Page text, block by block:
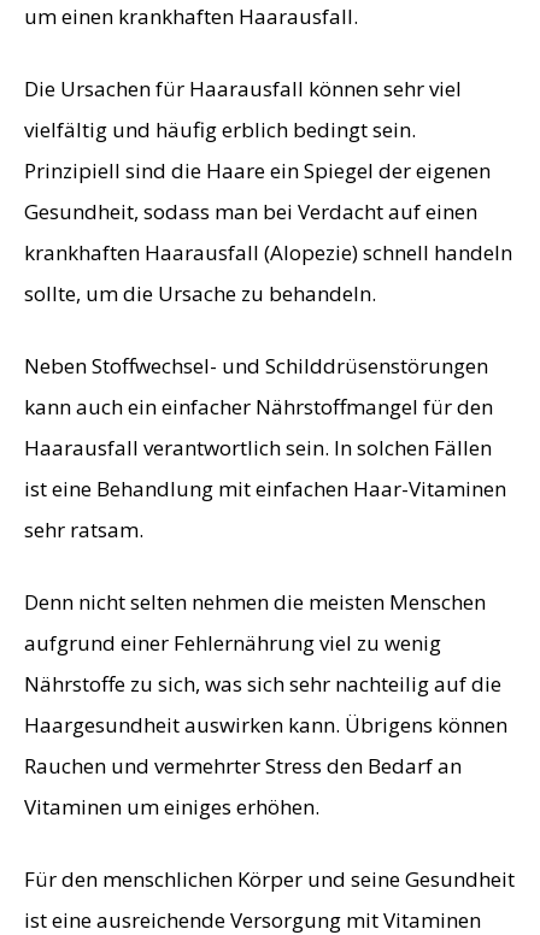
um einen krankhaften Haarausfall.
Die Ursachen für Haarausfall können sehr viel
vielfältig und häufig erblich bedingt sein.
Prinzipiell sind die Haare ein Spiegel der eigenen
Gesundheit, sodass man bei Verdacht auf einen
krankhaften Haarausfall (Alopezie) schnell handeln
sollte, um die Ursache zu behandeln.
Neben Stoffwechsel- und Schilddrüsenstörungen
kann auch ein einfacher Nährstoffmangel für den
Haarausfall verantwortlich sein. In solchen Fällen
ist eine Behandlung mit einfachen Haar-Vitaminen
sehr ratsam.
Denn nicht selten nehmen die meisten Menschen
aufgrund einer Fehlernährung viel zu wenig
Nährstoffe zu sich, was sich sehr nachteilig auf die
Haargesundheit auswirken kann. Übrigens können
Rauchen und vermehrter Stress den Bedarf an
Vitaminen um einiges erhöhen.
Für den menschlichen Körper und seine Gesundheit
ist eine ausreichende Versorgung mit Vitaminen